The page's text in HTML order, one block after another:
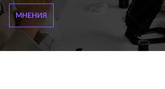
МНЕНИЯ